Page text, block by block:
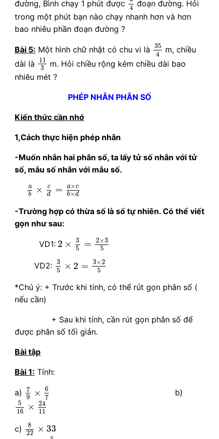
đường, Bình chạy 1 phút được 4 đoạn đường. Hỏi
trong một phút bạn nào chạy nhanh hơn và hơn
bao nhiêu phần đoạn đường ?
Bài 5: Một hình chữ nhật có chu vi là 35
4
35
m, chiều
dài là
11
3
113 m. Hỏi chiều rộng kém chiều dài bao
nhiêu mét ?
PHÉP NHÂN PHÂN SỐ
Kiến thức cần nhớ
1,Cách thực hiện phép nhân
-Muốn nhân hai phân số, ta lấy tử số nhân với tử
số, mẫu số nhân với mẫu số.
a
b
×
c
d
= a×c
b×d
a b × cd ×c
-Trường hợp có thừa số là số tự nhiên. Có thể viết
gọn như sau:
VD1: 2 ×
3
5
= 2×3
5
2 5 ×35
VD2: 3
5
× 2 = 3×2
5
3 2 ×25
*Chú ý: + Trước khi tính, có thể rút gọn phân số (
nếu cần)
+ Sau khi tính, cần rút gọn phân số để
được phân số tối giản.
Bài tập
Bài 1: Tính:
a)
7
9
× 6
7
7 67
b)
5
16
× 24
11
516 24
c)
8
22
× 33
822 ×33